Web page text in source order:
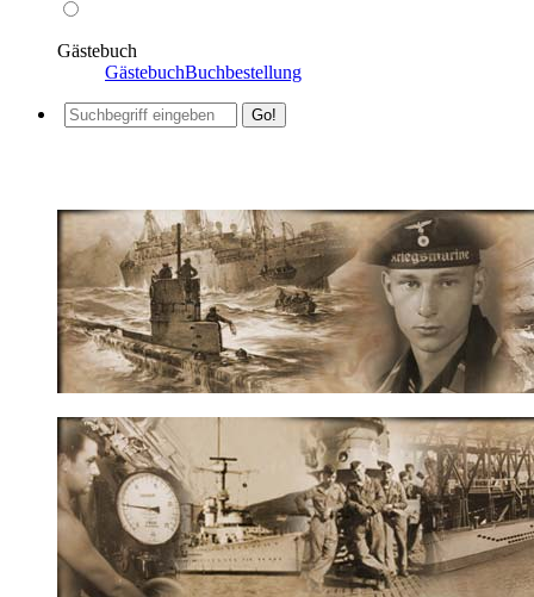
Gästebuch
GästebuchBuchbestellung